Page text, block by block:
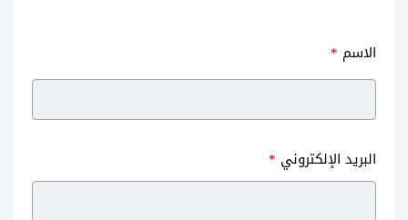
الاسم *
البريد الإلكتروني *